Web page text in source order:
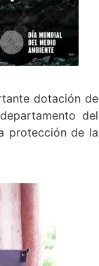
dotación de
del
protección de la